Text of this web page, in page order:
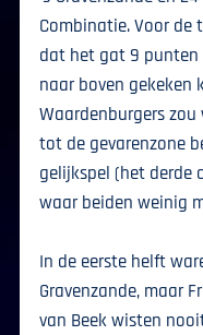
Combinatie. Voor
dat het gat 9 punten
naar boven gekeken
Waardenburgers
tot de gevarenzone
gelijkspel (het derde
waar beiden weinig
In de eerste helft
Gravenzande, maar
van Beek wisten